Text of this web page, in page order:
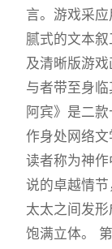
言。游戏采
腻式的文本
及清晰版游
与者带至身
阿宾》是二
作身处网络
读者称为神
说的卓越情
太太之间发
饱满立体。